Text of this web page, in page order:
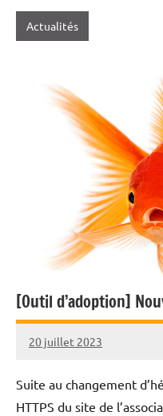
Actualités
[Outil d’adoption]
20 juillet 2023
Nicolas
Suite au changement
HTTPS du site de